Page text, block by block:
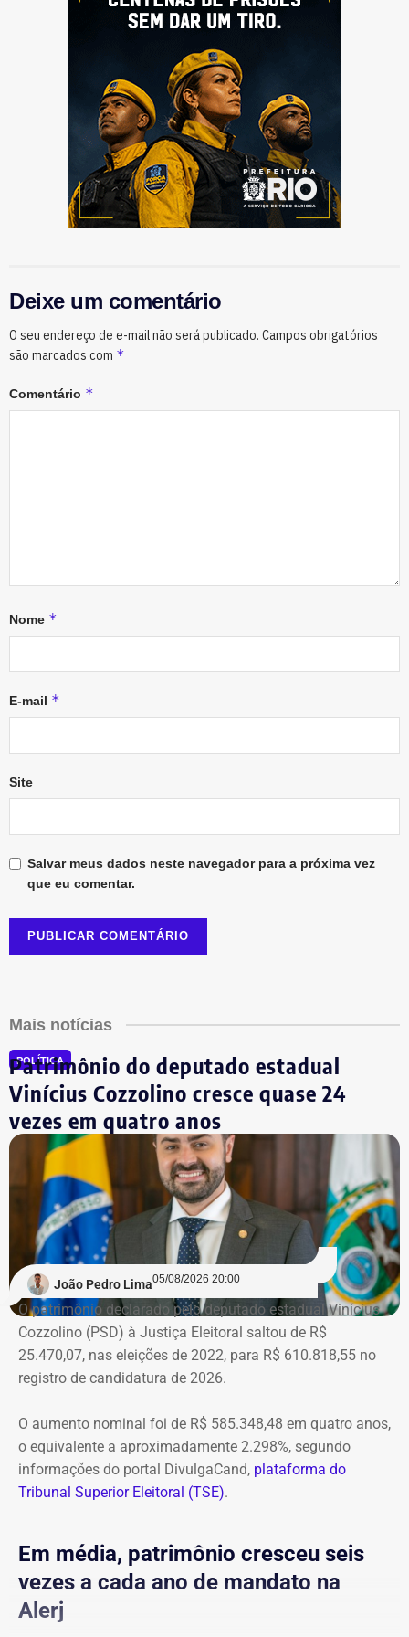
Deixe um comentário
O seu endereço de e-mail não será publicado. Campos obrigatórios
são marcados com *
Comentário *
Nome *
E-mail *
Site
Salvar meus dados neste navegador para a próxima vez
que eu comentar.
Mais notícias
POLÍTICA
Patrimônio do deputado estadual
Vinícius Cozzolino cresce quase 24
vezes em quatro anos
João Pedro Lima05/08/2026 20:00
O patrimônio declarado pelo deputado estadual Vinícius
Cozzolino (PSD) à Justiça Eleitoral saltou de R$
25.470,07, nas eleições de 2022, para R$ 610.818,55 no
registro de candidatura de 2026.
O aumento nominal foi de R$ 585.348,48 em quatro anos,
o equivalente a aproximadamente 2.298%, segundo
informações do portal DivulgaCand, plataforma do
Tribunal Superior Eleitoral (TSE).
Em média, patrimônio cresceu seis
vezes a cada ano de mandato na
Alerj